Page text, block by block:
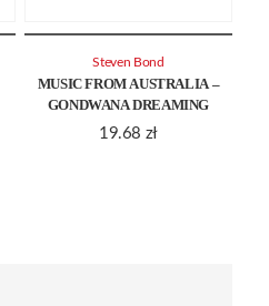
MUSIC FROM AUSTRALIA –
GONDWANA DREAMING
19.68 zł
Steven Bond